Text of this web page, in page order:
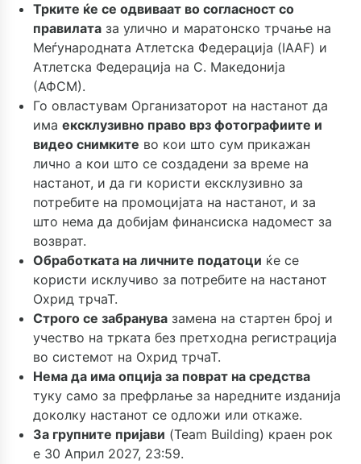
Трките ќе се одвиваат во согласност со
правилата за улично и маратонско трчање на
Меѓународната Атлетска Федерација (IAAF) и
Атлетска Федерација на С. Македонија
(АФСМ).
Го овластувам Организаторот на настанот да
има ексклузивно право врз фотографиите и
видео снимките во кои што сум прикажан
лично а кои што се создадени за време на
настанот, и да ги користи ексклузивно за
потребите на промоцијата на настанот, и за
што нема да добијам финансиска надомест за
возврат.
Обработката на личните податоци ќе се
користи исклучиво за потребите на настанот
Охрид трчаТ.
Строго се забранува замена на стартен број и
учество на трката без претходна регистрација
во системот на Охрид трчаТ.
Нема да има опција за поврат на средства
туку само за префрлање за наредните изданија
доколку настанот се одложи или откаже.
За групните пријави (Team Building) краен рок
е 30 Април 2027, 23:59.